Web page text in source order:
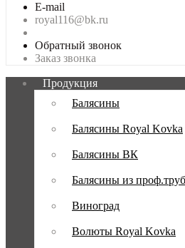
E-mail
royal116@bk.ru
Обратный звонок
Заказ звонка
Продукция
Балясины
Балясины Royal Kovka
Балясины ВК
Балясины из
Виноград
Волюты Royal Kovka